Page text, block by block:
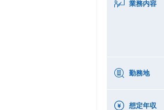
業務内容
勤務地
想定年収